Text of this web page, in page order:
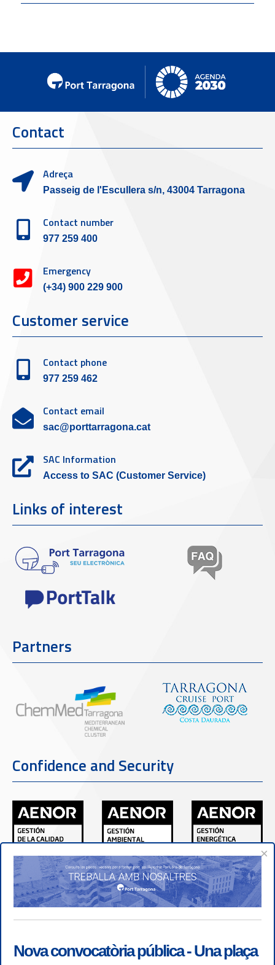
Contact
Adreça
Passeig de l'Escullera s/n, 43004 Tarragona
Contact number
977 259 400
Emergency
(+34) 900 229 900
Customer service
Contact phone
977 259 462
Contact email
sac@porttarragona.cat
SAC Information
Access to SAC (Customer Service)
Links of interest
Partners
Confidence and Security
×
Nova convocatòria pública - Una plaça